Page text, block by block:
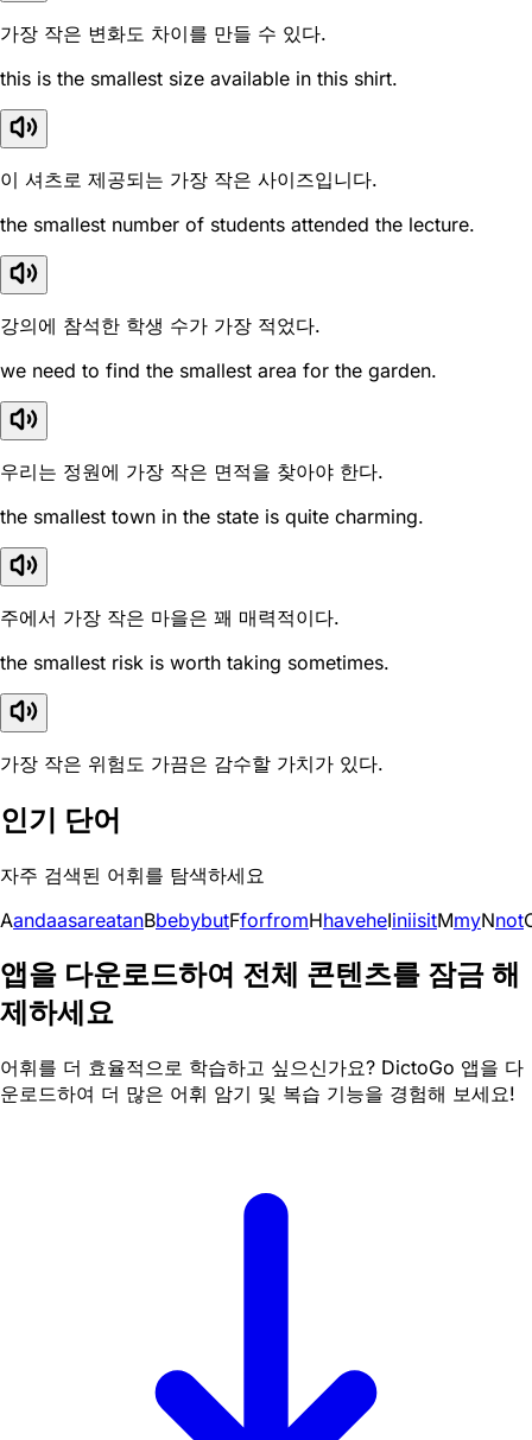
가장 작은 변화도 차이를 만들 수 있다.
this is the smallest size available in this shirt.
이 셔츠로 제공되는 가장 작은 사이즈입니다.
the smallest number of students attended the lecture.
강의에 참석한 학생 수가 가장 적었다.
we need to find the smallest area for the garden.
우리는 정원에 가장 작은 면적을 찾아야 한다.
the smallest town in the state is quite charming.
주에서 가장 작은 마을은 꽤 매력적이다.
the smallest risk is worth taking sometimes.
가장 작은 위험도 가끔은 감수할 가치가 있다.
인기 단어
자주 검색된 어휘를 탐색하세요
AandaasareatanBbebybutFforfromHhaveheIiniisitMmyNnot
앱을 다운로드하여 전체 콘텐츠를 잠금 해
제하세요
어휘를 더 효율적으로 학습하고 싶으신가요? DictoGo 앱을 다
운로드하여 더 많은 어휘 암기 및 복습 기능을 경험해 보세요!